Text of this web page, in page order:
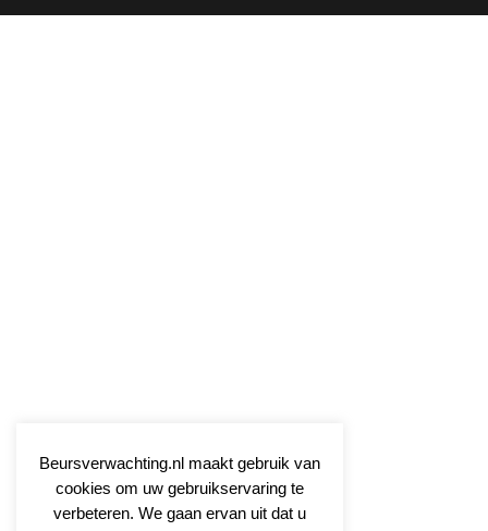
Beursverwachting.nl maakt gebruik van
cookies om uw gebruikservaring te
verbeteren. We gaan ervan uit dat u